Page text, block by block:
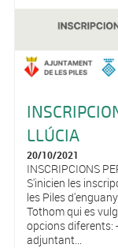
LLÚCIA
20/10/2021
INSCRIPCIONS
S'inicien les
les Piles
Tothom qui es
opcions diferents:
adjuntant...